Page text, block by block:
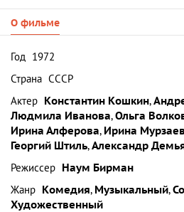
О фильме
Год 1972
Страна СССР
Актер Константин Кошкин,
Людмила Иванова,Ольга
Ирина Алферова, Ирина
Георгий Штиль,Александр
Режиссер Наум Бирман
Жанр Комедия, Музыкальный,
Художественный